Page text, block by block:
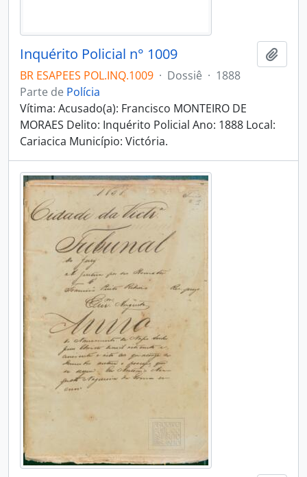
Inquérito Policial n° 1009
BR ESAPEES POL.INQ.1009 · Dossiê · 1888
Parte de Polícia
Vítima: Acusado(a): Francisco MONTEIRO DE
MORAES Delito: Inquérito Policial Ano: 1888 Local:
Cariacica Município: Victória.